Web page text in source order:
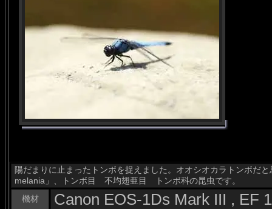
陽だまりに止まったトンボを捉えました。オオシオカラトンボだ
melania」、トンボ目 不均翅亜目 トンボ科の昆虫です。
機材
Canon EOS-1Ds Mark III , EF